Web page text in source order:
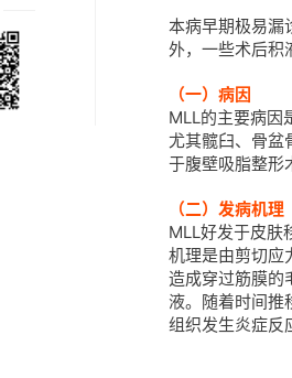
本病早期极易漏
外，一些术后积
（一）病因
MLL的主要病因
尤其髋臼、骨盆
于腹壁吸脂整形
（二）发病机理
MLL好发于皮肤
机理是由剪切应
造成穿过筋膜的
液。随着时间推
组织发生炎症反